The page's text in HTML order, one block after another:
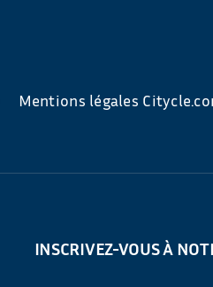
Mentions légales
INSCRIVEZ-VOUS À